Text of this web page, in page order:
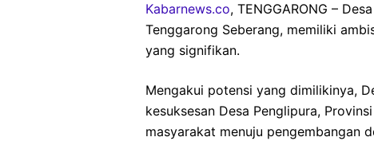
Kabarnews.co, TENGGARONG –
Tenggarong Seberang, memiliki
yang signifikan.
Mengakui potensi yang dimilikinya,
kesuksesan Desa Penglipura,
masyarakat menuju pengembangan